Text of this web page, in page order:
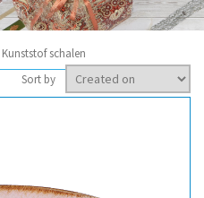
Kunststof schalen
Sort by